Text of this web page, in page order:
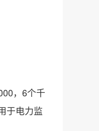
，6个千
于电力监